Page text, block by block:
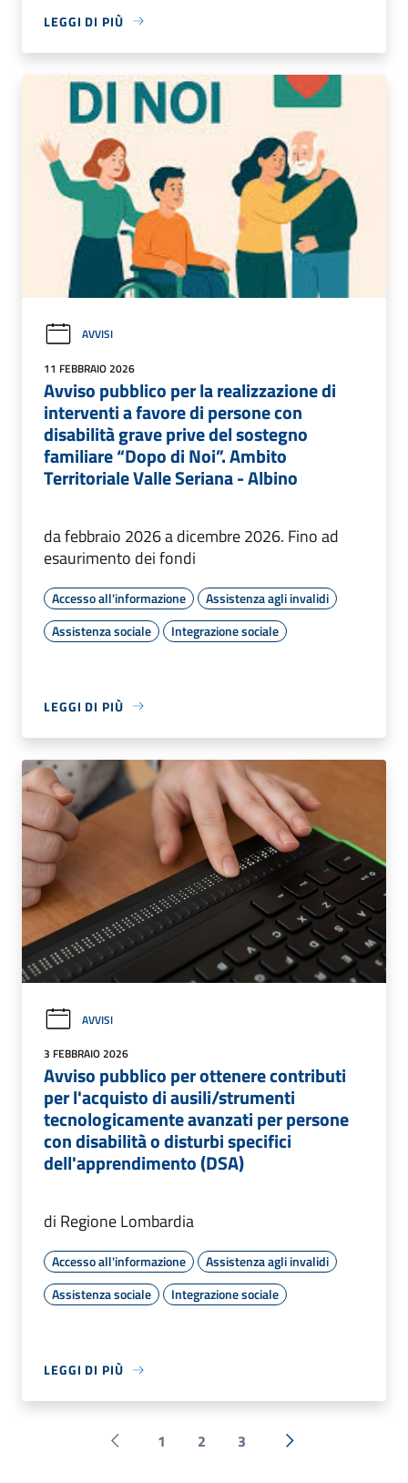
LEGGI DI PIÙ
AVVISI
11 FEBBRAIO 2026
Avviso pubblico per la realizzazione di
interventi a favore di persone con
disabilità grave prive del sostegno
familiare “Dopo di Noi”. Ambito
Territoriale Valle Seriana - Albino
da febbraio 2026 a dicembre 2026. Fino ad
esaurimento dei fondi
Accesso all'informazione
Assistenza agli invalidi
Assistenza sociale
Integrazione sociale
LEGGI DI PIÙ
AVVISI
3 FEBBRAIO 2026
Avviso pubblico per ottenere contributi
per l'acquisto di ausili/strumenti
tecnologicamente avanzati per persone
con disabilità o disturbi specifici
dell'apprendimento (DSA)
di Regione Lombardia
Accesso all'informazione
Assistenza agli invalidi
Assistenza sociale
Integrazione sociale
LEGGI DI PIÙ
Pagina precedente
1 2 3 Successiva »